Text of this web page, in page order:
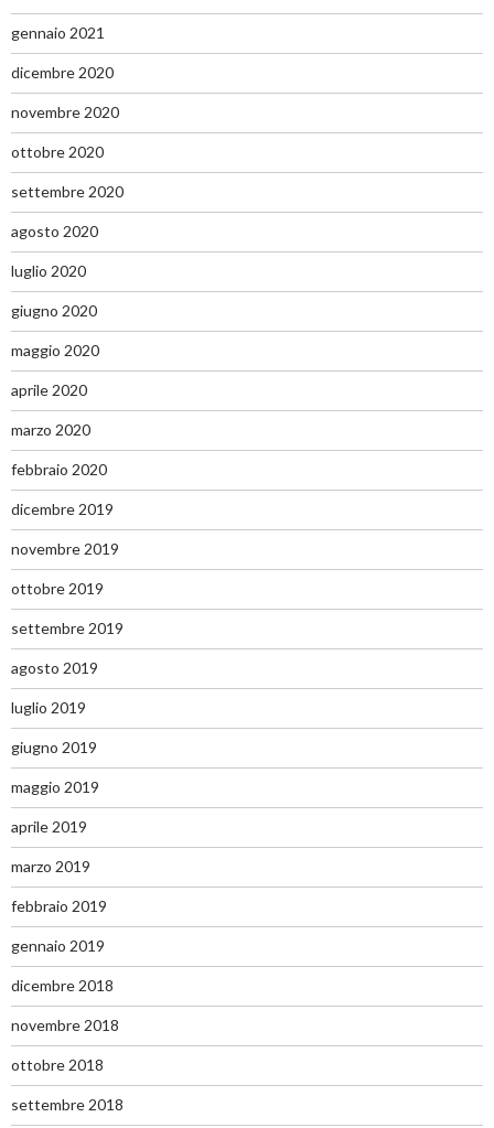
gennaio 2021
dicembre 2020
novembre 2020
ottobre 2020
settembre 2020
agosto 2020
luglio 2020
giugno 2020
maggio 2020
aprile 2020
marzo 2020
febbraio 2020
dicembre 2019
novembre 2019
ottobre 2019
settembre 2019
agosto 2019
luglio 2019
giugno 2019
maggio 2019
aprile 2019
marzo 2019
febbraio 2019
gennaio 2019
dicembre 2018
novembre 2018
ottobre 2018
settembre 2018